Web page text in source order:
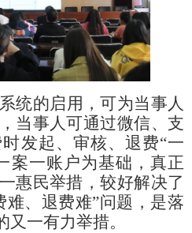
统的启用，可为当事人
当事人可通过微信、支
发起、审核、退费“一
案一账户为基础，真正
惠民举措，较好解决了
难、退费难”问题，是落
又一有力举措。